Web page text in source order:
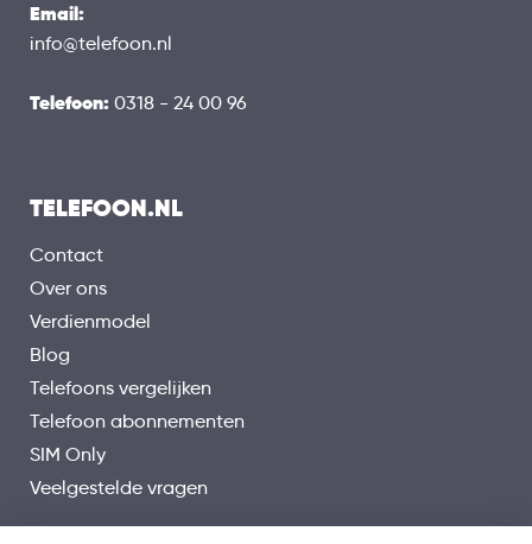
Email:
info@telefoon.nl
Telefoon: 0318 - 24 00 96
TELEFOON.NL
Contact
Over ons
Verdienmodel
Blog
Telefoons vergelijken
Telefoon abonnementen
SIM Only
Veelgestelde vragen